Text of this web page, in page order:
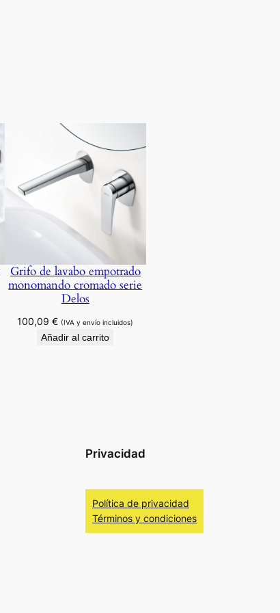
Grifo de lavabo empotrado
monomando cromado serie
Delos
100,09€ (IVA y envío incluidos)
Añadir al carrito
Privacidad
Política de privacidad
Términos y condiciones